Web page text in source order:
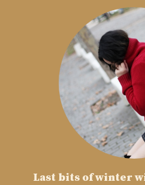
Last bits of winter